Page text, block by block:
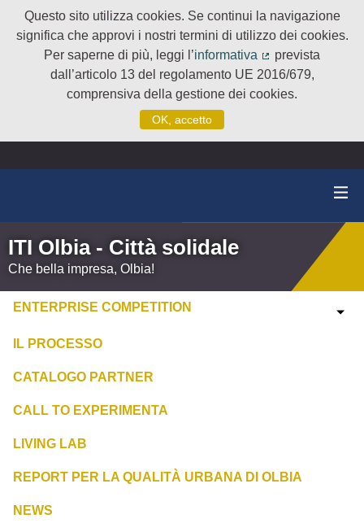
Questo sito utilizza cookies. Se continui la navigazione
significa che approvi i nostri termini di utilizzo dei cookies.
Per saperne di più, leggi l’informativa
(Collegamento
prevista
dall’articolo 13 del regolamento UE 2016/679,
comprensiva della gestione dei cookies.
OK, accetto
ITI Olbia - Città solidale
Che bella impresa, Olbia!
ENTERPRISE COMPETITION
IL PROCESSO
CATALOGO PARTNER
CALL TO EXPERIMENTA
LIVING LAB
REPORT PER LA QUALITÀ URBANA DI OLBIA
NEWS